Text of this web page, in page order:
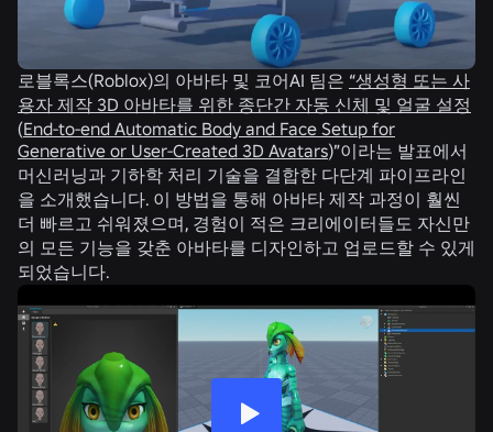
로블록스(Roblox)의 아바타 및 코어AI 팀은 “생성형 또는 사
용자 제작 3D 아바타를 위한 종단간 자동 신체 및 얼굴 설정
(End-to-end Automatic Body and Face Setup for
Generative or User-Created 3D Avatars)”이라는 발표에서
머신러닝과 기하학 처리 기술을 결합한 다단계 파이프라인
을 소개했습니다. 이 방법을 통해 아바타 제작 과정이 훨씬
더 빠르고 쉬워졌으며, 경험이 적은 크리에이터들도 자신만
의 모든 기능을 갖춘 아바타를 디자인하고 업로드할 수 있게
되었습니다.